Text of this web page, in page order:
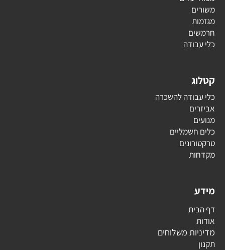
משורים
מגזמות
חרמשים
כלי עבודה
קטלוג
כלי עבודה להשכרה
אביזרים
מנועים
כלים חשמליים
טרקטורונים
מקדחות
מידע
דף הבית
אודות
מדיניות משלוחים
תקנון